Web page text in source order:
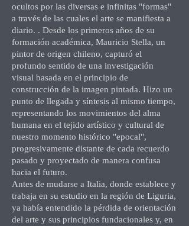
ocultos por las diversas e infinitas "formas"
a través de las cuales el arte se manifiesta a
diario. . Desde los primeros años de su
formación académica, Mauricio Stella, un
pintor de origen chileno, capturó el
profundo sentido de una investigación
visual basada en el principio de
construcción de la imagen pintada. Hizo un
punto de llegada y síntesis al mismo tiempo,
representando los movimientos del alma
humana en el tejido artístico y cultural de
nuestro momento histórico "epocal",
progresivamente distante de cada recuerdo
pasado y proyectado de manera confusa
hacia el futuro.
Antes de mudarse a Italia, donde establece y
trabaja en su estudio en la región de Liguria,
ya había entendido la pérdida de orientación
del arte y sus principios fundacionales y, en